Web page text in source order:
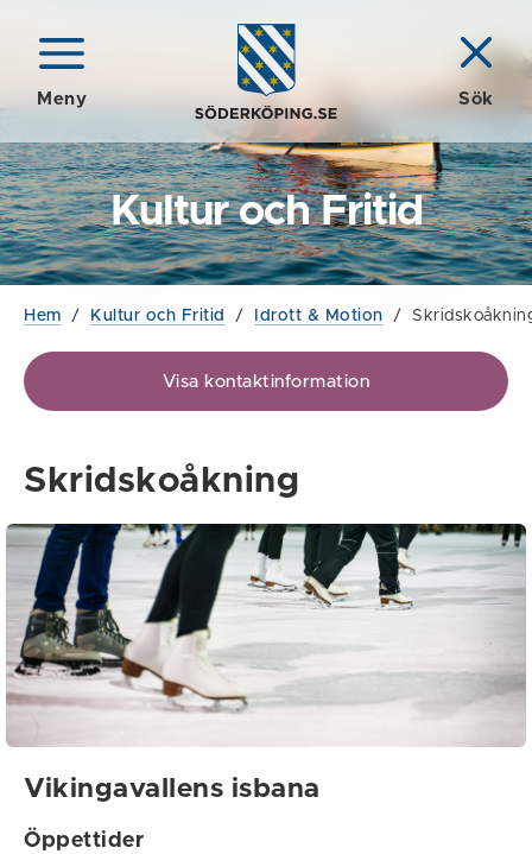
Meny Sök
Kultur och Fritid
Hem / Kultur och Fritid / Idrott & Motion /
Visa kontaktinformation
Skridskoåkning
Vikingavallens isbana
Öppettider